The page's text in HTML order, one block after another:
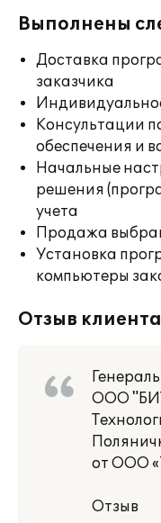
Выполнены
Доставка
заказчика
Консультации
обеспечения и
Начальные
решения
учета
Продажа
Установка
компьютеры
Отзыв клиента
ООО
от ООО
Отзыв